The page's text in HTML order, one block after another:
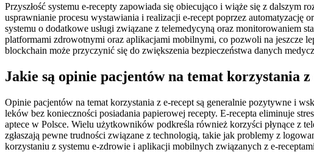
Przyszłość systemu e-recepty zapowiada się obiecująco i wiąże się z
usprawnianie procesu wystawiania i realizacji e-recept poprzez
systemu o dodatkowe usługi związane z telemedycyną oraz monitorowaniem
platformami zdrowotnymi oraz aplikacjami mobilnymi, co pozwoli na jeszcze
blockchain może przyczynić się do zwiększenia bezpieczeństwa danych
Jakie są opinie pacjentów na temat korzystania z
Opinie pacjentów na temat korzystania z e-recept są generalnie pozytywne i
leków bez konieczności posiadania papierowej recepty. E-recepta eliminuje
aptece w Polsce. Wielu użytkowników podkreśla również korzyści płynące z
zgłaszają pewne trudności związane z technologią, takie jak problemy z
korzystaniu z systemu e-zdrowie i aplikacji mobilnych związanych z e-